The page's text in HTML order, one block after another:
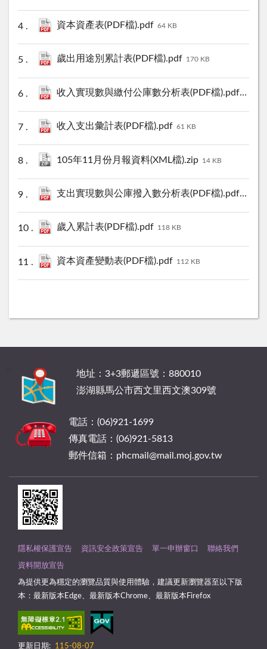
資本資產表(PDF檔).pdf 64 KB
歲出用途別累計表(PDF檔).pdf 170 KB
收入實現數與繳付公庫數分析表(PDF檔).pdf 108 KB
收入支出彙計表(PDF檔).pdf 61 KB
105年11月份月報資料(XML檔).zip 14 KB
支出實現數與公庫撥入數分析表(PDF檔).pdf 99 KB
歲入累計表(PDF檔).pdf 118 KB
資本資產變動表(PDF檔).pdf 112 KB
地址：3+3郵遞區號：880010
澎湖縣馬公市西文里西文澳309號
電話：(06)921-1699
傳真電話：(06)921-5813
郵件信箱：phcmail@mail.moj.gov.tw
隱私權保護宣告 資訊安全政策宣告 單一申辦窗口 聯絡我們
資料開放宣告
為提供更為穩定的瀏覽品質與使用體驗，建議更新瀏覽器至以下版
本：最新版本Edge、最新版本Chrome、最新版本Firefox
更新日期: 115-08-07